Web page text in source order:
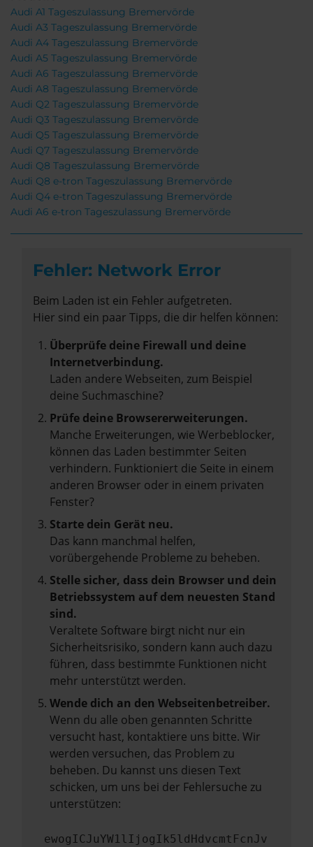
Audi A1 Tageszulassung Bremervörde
Audi A3 Tageszulassung Bremervörde
Audi A4 Tageszulassung Bremervörde
Audi A5 Tageszulassung Bremervörde
Audi A6 Tageszulassung Bremervörde
Audi A8 Tageszulassung Bremervörde
Audi Q2 Tageszulassung Bremervörde
Audi Q3 Tageszulassung Bremervörde
Audi Q5 Tageszulassung Bremervörde
Audi Q7 Tageszulassung Bremervörde
Audi Q8 Tageszulassung Bremervörde
Audi Q8 e-tron Tageszulassung Bremervörde
Audi Q4 e-tron Tageszulassung Bremervörde
Audi A6 e-tron Tageszulassung Bremervörde
Fehler: Network Error
Beim Laden ist ein Fehler aufgetreten.
Hier sind ein paar Tipps, die dir helfen können:
Überprüfe deine Firewall und deine
Internetverbindung.
Laden andere Webseiten, zum Beispiel
deine Suchmaschine?
Prüfe deine Browsererweiterungen.
Manche Erweiterungen, wie Werbeblocker,
können das Laden bestimmter Seiten
verhindern. Funktioniert die Seite in einem
anderen Browser oder in einem privaten
Fenster?
Starte dein Gerät neu.
Das kann manchmal helfen,
vorübergehende Probleme zu beheben.
Stelle sicher, dass dein Browser und dein
Betriebssystem auf dem neuesten Stand
sind.
Veraltete Software birgt nicht nur ein
Sicherheitsrisiko, sondern kann auch dazu
führen, dass bestimmte Funktionen nicht
mehr unterstützt werden.
Wende dich an den Webseitenbetreiber.
Wenn du alle oben genannten Schritte
versucht hast, kontaktiere uns bitte. Wir
werden versuchen, das Problem zu
beheben. Du kannst uns diesen Text
schicken, um uns bei der Fehlersuche zu
unterstützen:
ewogICJuYW1lIjogIk5ldHdvcmtFcnJv